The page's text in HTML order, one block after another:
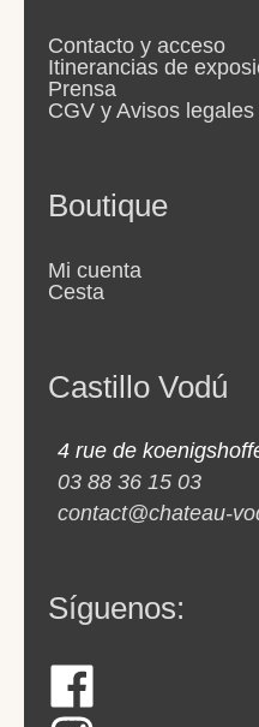
Contacto y acceso
Itinerancias de
Prensa
CGV y Avisos legales
Boutique
Mi cuenta
Cesta
Castillo Vodú
4 rue de
03 88 36 15 03
contact@chateau-
Síguenos: